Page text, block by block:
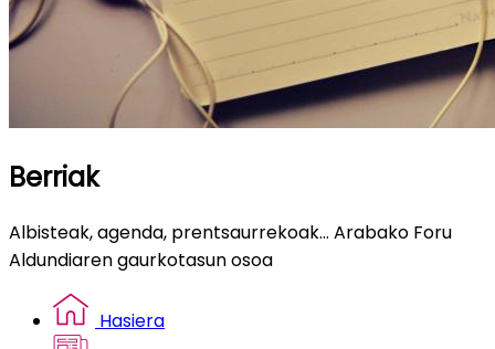
Berriak
Albisteak, agenda, prentsaurrekoak... Arabako Foru
Aldundiaren gaurkotasun osoa
Hasiera